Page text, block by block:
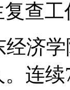
查
经济
连